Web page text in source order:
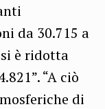
da 30.715 a
è ridotta
“A ciò
di